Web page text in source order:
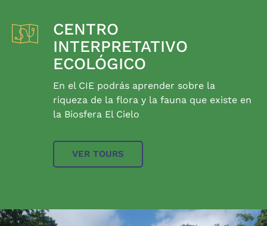
CENTRO
INTERPRETATIVO
ECOLÓGICO
En el CIE podrás aprender sobre la
riqueza de la flora y la fauna que existe en
la Biosfera El Cielo
VER TOURS